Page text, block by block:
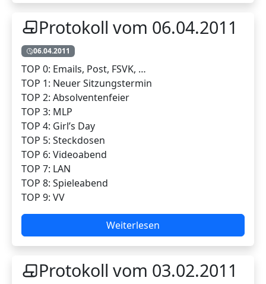
Protokoll vom 06.04.2011
06.04.2011
TOP 0: Emails, Post, FSVK, …
TOP 1: Neuer Sitzungstermin
TOP 2: Absolventenfeier
TOP 3: MLP
TOP 4: Girl’s Day
TOP 5: Steckdosen
TOP 6: Videoabend
TOP 7: LAN
TOP 8: Spieleabend
TOP 9: VV
Weiterlesen
Protokoll vom 03.02.2011